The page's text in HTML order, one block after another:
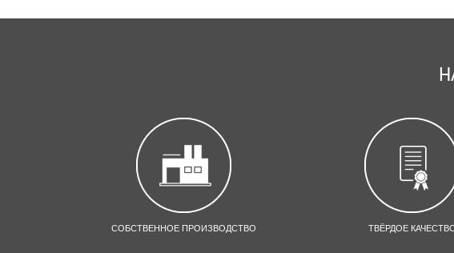
СОБСТВЕННОЕ ПРОИЗВОДСТВО ТВЁРДОЕ